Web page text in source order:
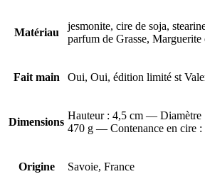
Matériau
jesmonite, cire de soja,
parfum de Grasse, Marguerite
Fait main Oui, Oui, édition limité st
Dimensions
Hauteur : 4,5 cm —
470 g — Contenance en cire :
Origine Savoie, France